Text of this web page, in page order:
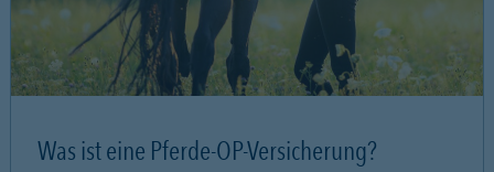
Was ist eine Pferde-OP-Versicherung?